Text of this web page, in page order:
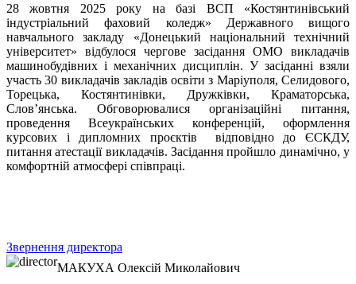
28 жовтня 2025 року на базі ВСП «Костянтинівський
індустріальний фаховий коледж» Державного вищого
навчального закладу «Донецький національний технічний
університет» відбулося чергове засідання ОМО викладачів
машинобудівних і механічних дисциплін. У засіданні взяли
участь 30 викладачів закладів освіти з Маріуполя, Селидового,
Торецька, Костянтинівки, Дружківки, Краматорська,
Слов’янська. Обговорювалися організаційні питання,
проведення Всеукраїнських конференцій, оформлення
курсових і дипломних проєктів відповідно до ЄСКДУ,
питання атестації викладачів. Засідання пройшло динамічно, у
комфортній атмосфері співпраці.
Звернення директора
МАКУХА Олексій Миколайович